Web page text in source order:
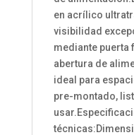
en acrílico
visibilidad
mediante puerta
abertura de
ideal para
pre-montado,